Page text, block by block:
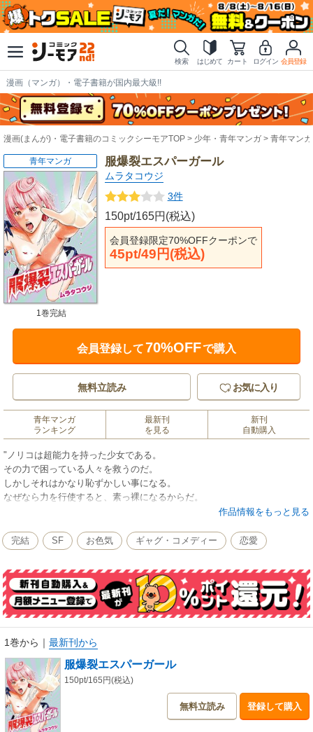
検索 はじめて カート ログイン 会員登録
漫画（マンガ）・電子書籍が国内最大級!!
漫画(まんが)・電子書籍のコミックシーモアTOP 少年・青年マンガ 青年マンガ
服爆裂エスパーガール
ムラタコウジ
3件
150pt/165円(税込)
会員登録限定70%OFFクーポンで
45pt/49円(税込)
青年マンガ
1巻完結
会員登録して70%OFFで購入
無料立読み お気に入り
青年マンガ
ランキング
最新刊
を見る
新刊
自動購入
"ノリコは超能力を持った少女である。
その力で困っている人々を救うのだ。
しかしそれはかなり恥ずかしい事になる。
なぜなら力を行使すると、素っ裸になるからだ。
…これはそんなエスパー少女の愛と苦悩の物語なのだ。"作品情報をもっと見る
完結 SF お色気 ギャグ・コメディー 恋愛
1巻から ｜ 最新刊から
服爆裂エスパーガール
150pt/165円(税込)
無料立読み 登録して購入